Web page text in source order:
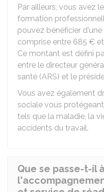
Par ailleurs, vous avez
formation
pouvez bénéficier
comprise entre 685 € et
Ce montant est défini
entre le directeur
santé (ARS) et le
Vous avez également
sociale vous
tels que la maladie, la
accidents du travail.
Que se passe-t-il